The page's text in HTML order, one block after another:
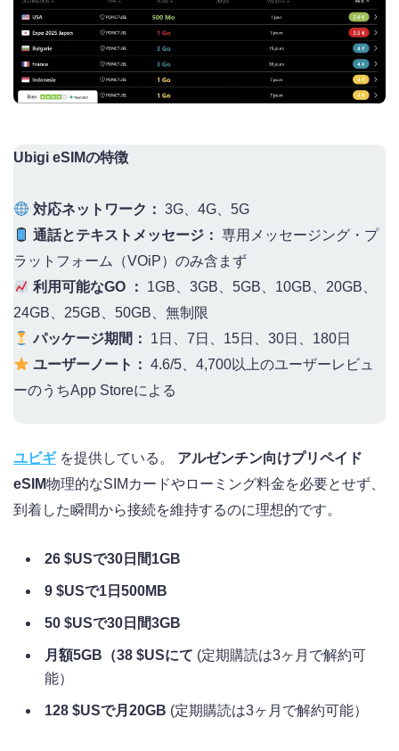
Ubigi eSIMの特徴
対応ネットワーク： 3G、4G、5G
通話とテキストメッセージ： 専用メッセージング・プ
ラットフォーム（VOiP）のみ含まず
利用可能なGO ：
1GB、3GB、5GB、10GB、20GB、
24GB、25GB、50GB、無制限
パッケージ期間：
1日、7日、15日、30日、180日
ユーザーノート： 4.6/5、4,700以上のユーザーレビュ
ーのうちApp Storeによる
ユビギを提供している。 アルゼンチン向けプリペイド
eSIM物理的なSIMカードやローミング料金を必要とせず、
到着した瞬間から接続を維持するのに理想的です。
26 $USで30日間1GB
9 $USで1日500MB
50 $USで30日間3GB
月額5GB（38 $USにて (定期購読は3ヶ月で解約可
能）
128 $USで月20GB (定期購読は3ヶ月で解約可能）